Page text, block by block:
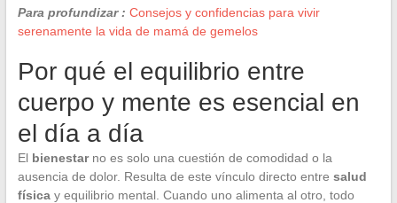
Para profundizar : Consejos y confidencias para vivir
serenamente la vida de mamá de gemelos
Por qué el equilibrio entre
cuerpo y mente es esencial en
el día a día
El bienestarno es solo una cuestión de comodidad o la
ausencia de dolor. Resulta de este vínculo directo entre salud
físicay equilibrio mental. Cuando uno alimenta al otro, todo